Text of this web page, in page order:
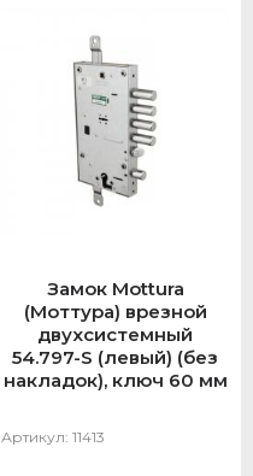
Замок Mottura
(Моттура) врезной
двухсистемный
54.797-S (левый) (без
накладок), ключ 60 мм
Артикул: 11413